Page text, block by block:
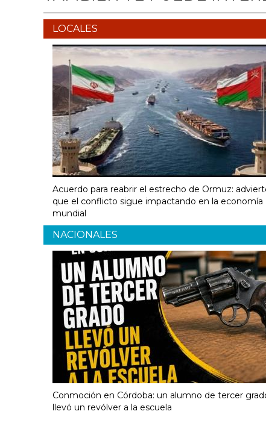
LOCALES
Acuerdo para reabrir el estrecho de Ormuz:
que el conflicto sigue impactando en la economía
mundial
NACIONALES
Conmoción en Córdoba: un alumno de tercer
llevó un revólver a la escuela